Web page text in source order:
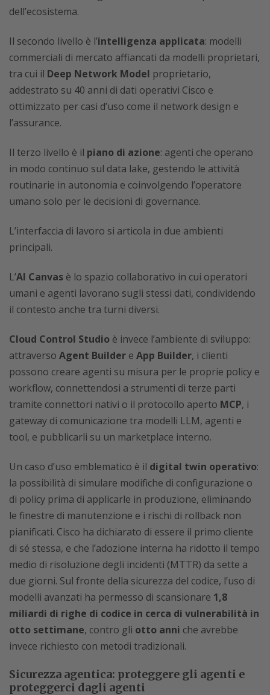
dell’ecosistema.
Il secondo livello è l’intelligenza applicata: modelli
commerciali di mercato affiancati da modelli proprietari,
tra cui il Deep Network Model proprietario,
addestrato su 40 anni di dati operativi Cisco e
ottimizzato per casi d’uso come il network design e
l’assurance.
Il terzo livello è il piano di azione: agenti che operano
in modo continuo sul data lake, gestendo le attività
routinarie in autonomia e coinvolgendo l’operatore
umano solo per le decisioni di governance.
L’interfaccia di lavoro si articola in due ambienti
principali.
L’AI Canvas è lo spazio collaborativo in cui operatori
umani e agenti lavorano sugli stessi dati, condividendo
il contesto anche tra turni diversi.
Cloud Control Studio è invece l’ambiente di sviluppo:
attraverso Agent Builder e App Builder, i clienti
possono creare agenti su misura per le proprie policy e
workflow, connettendosi a strumenti di terze parti
tramite connettori nativi o il protocollo aperto MCP, i
gateway di comunicazione tra modelli LLM, agenti e
tool, e pubblicarli su un marketplace interno.
Un caso d’uso emblematico è il digital twin operativo:
la possibilità di simulare modifiche di configurazione o
di policy prima di applicarle in produzione, eliminando
le finestre di manutenzione e i rischi di rollback non
pianificati. Cisco ha dichiarato di essere il primo cliente
di sé stessa, e che l’adozione interna ha ridotto il tempo
medio di risoluzione degli incidenti (MTTR) da sette a
due giorni. Sul fronte della sicurezza del codice, l’uso di
modelli avanzati ha permesso di scansionare 1,8
miliardi di righe di codice in cerca di vulnerabilità in
otto settimane, contro gli otto anni che avrebbe
invece richiesto con metodi tradizionali.
Sicurezza agentica: proteggere gli agenti e
proteggerci dagli agenti